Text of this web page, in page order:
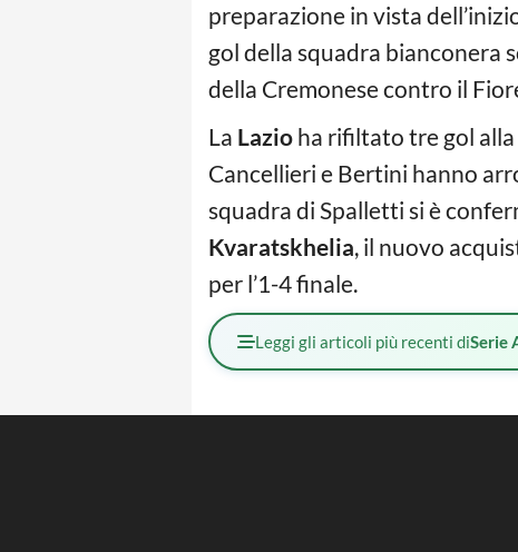
preparazione in vista
gol della squadra bianconera
della Cremonese contro il
La Lazio ha rifiltato tre gol
Cancellieri e Bertini hanno
squadra di Spalletti si è
Kvaratskhelia, il nuovo
per l’1-4 finale.
Leggi gli articoli più recenti diSerie